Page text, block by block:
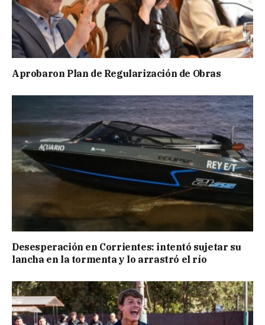
Aprobaron Plan de Regularización de Obras
Desesperación en Corrientes: intentó sujetar su
lancha en la tormenta y lo arrastró el río